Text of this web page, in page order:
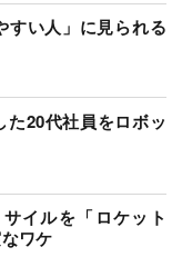
すい人」に見られる
20代社員をロボッ
イルを「ロケット
ワケ